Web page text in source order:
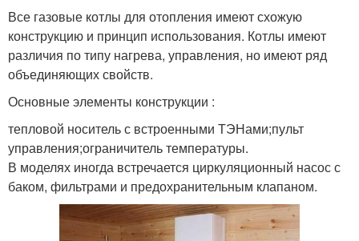
Все газовые котлы для отопления имеют схожую
конструкцию и принцип использования. Котлы имеют
различия по типу нагрева, управления, но имеют ряд
объединяющих свойств.
Основные элементы конструкции :
тепловой носитель с встроенными ТЭНами;пульт
управления;ограничитель температуры.
В моделях иногда встречается циркуляционный насос с
баком, фильтрами и предохранительным клапаном.